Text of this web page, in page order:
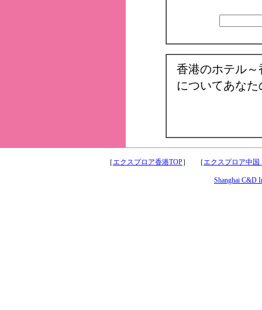
香港のホテル
についてあな
［エクスプロア香港TOP］ ［エクスプロア中国
Shanghai C&D